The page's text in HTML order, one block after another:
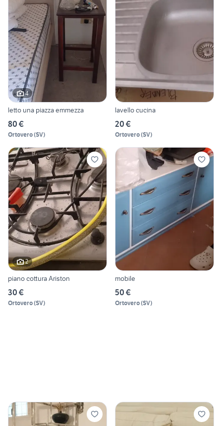
4
letto una piazza emmezza
80 €
Ortovero(SV)
lavello cucina
20 €
Ortovero(SV)
2
piano cottura Ariston
30 €
Ortovero(SV)
mobile
50 €
Ortovero(SV)